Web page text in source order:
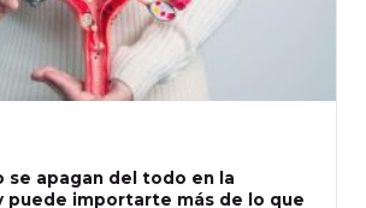
se apagan del todo en la
puede importarte más de lo que